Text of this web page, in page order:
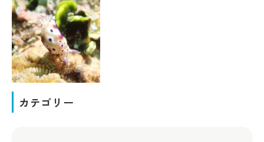
カテゴリー